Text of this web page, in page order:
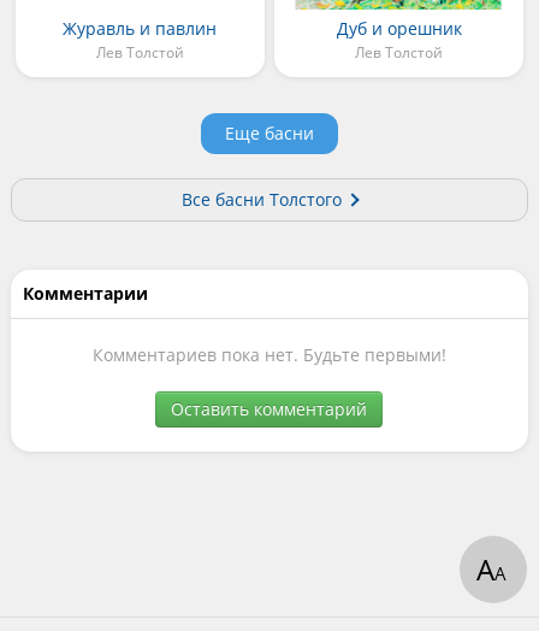
Журавль и павлин
Лев Толстой
Дуб и орешник
Лев Толстой
Еще басни
Все басни Толстого
Комментарии
Комментариев пока нет. Будьте первыми!
Оставить комментарий
АА